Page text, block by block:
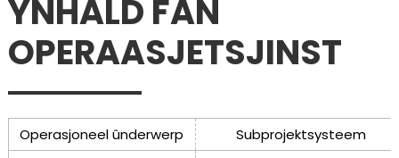
YNHÂLD FAN
OPERAASJETSJINST
Operasjoneel ûnderwerp Subprojektsysteem